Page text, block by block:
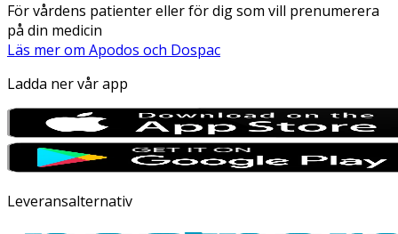
För vårdens patienter eller för dig som vill prenumerera
på din medicin
Läs mer om Apodos och Dospac
Ladda ner vår app
Leveransalternativ